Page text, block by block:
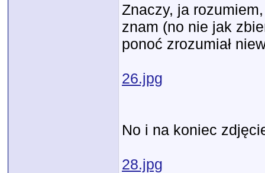
Znaczy, ja
znam (no nie jak
ponoć zrozumiał
26.jpg
No i na koniec
28.jpg